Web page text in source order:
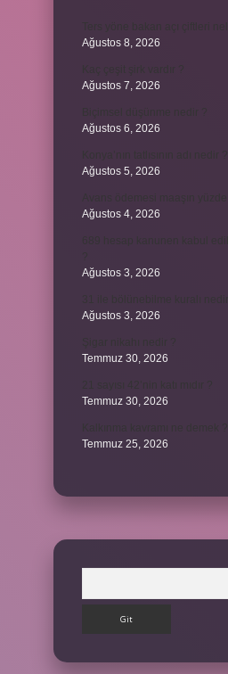
Ağustos 8, 2026
Ağustos 7, 2026
Ağustos 6, 2026
Ağustos 5, 2026
Ağustos 4, 2026
Ağustos 3, 2026
Ağustos 3, 2026
Temmuz 30, 2026
Temmuz 30, 2026
Temmuz 25, 2026